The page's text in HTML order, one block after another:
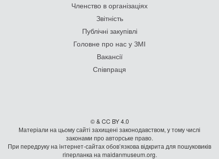
Членство в організаціях
Звітність
Публічні закупівлі
Головне про нас у ЗМІ
Вакансії
Співпраця
© & CC BY 4.0
Матеріали на цьому сайті захищені законодавством, у тому числі
законами про авторське право.
При передруку на iнтернет-сайтах обов’язкова відкрита для пошуковиків
гiперланка на maidanmuseum.org.